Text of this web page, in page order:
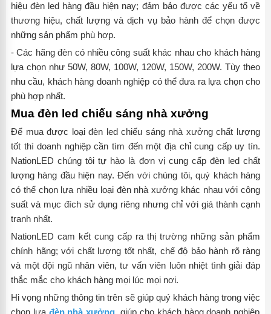
hiệu đèn led hàng đầu hiện nay; đảm bảo được các yếu tố về
thương hiệu, chất lượng và dịch vụ bảo hành để chọn được
những sản phẩm phù hợp.
- Các hãng đèn có nhiều công suất khác nhau cho khách hàng
lựa chọn như 50W, 80W, 100W, 120W, 150W, 200W. Tùy theo
nhu cầu, khách hàng doanh nghiệp có thể đưa ra lựa chọn cho
phù hợp nhất.
Mua đèn led chiếu sáng nhà xưởng
Để mua được loại đèn led chiếu sáng nhà xưởng chất lượng
tốt thì doanh nghiệp cần tìm đến một địa chỉ cung cấp uy tín.
NationLED chúng tôi tự hào là đơn vị cung cấp đèn led chất
lượng hàng đầu hiện nay.Đến với chúng tôi, quý khách hàng
có thể chọn lựa nhiều loại đèn nhà xưởng khác nhau với công
suất và mục đích sử dụng riêng nhưng chỉ với giá thành cạnh
tranh nhất.
NationLED cam kết cung cấp ra thị trường những sản phẩm
chính hãng; với chất lượng tốt nhất, chế độ bảo hành rõ ràng
và một đội ngũ nhân viên, tư vấn viên luôn nhiệt tình giải đáp
thắc mắc cho khách hàng mọi lúc mọi nơi.
Hi vọng những thông tin trên sẽgiúp quý khách hàng trong việc